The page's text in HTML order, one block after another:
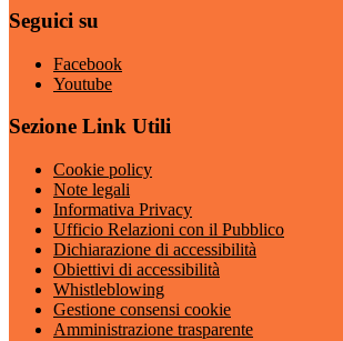
Seguici su
Facebook
Youtube
Sezione Link Utili
Cookie policy
Note legali
Informativa Privacy
Ufficio Relazioni con il Pubblico
Dichiarazione di accessibilità
Obiettivi di accessibilità
Whistleblowing
Gestione consensi cookie
Amministrazione trasparente